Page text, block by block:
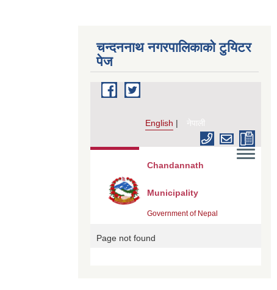
चन्दननाथ नगरपालिकाको टुयिटर
पेज